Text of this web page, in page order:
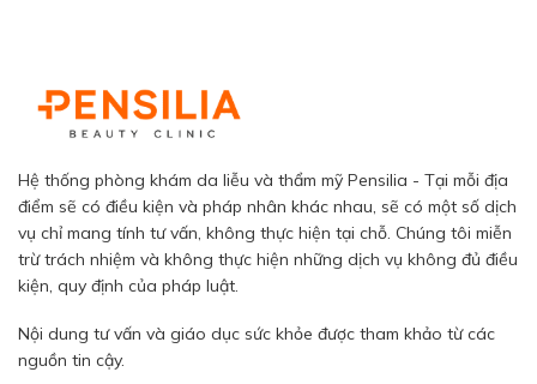
Hệ thống phòng khám da liễu và thẩm mỹ Pensilia - Tại mỗi địa
điểm sẽ có điều kiện và pháp nhân khác nhau, sẽ có một số dịch
vụ chỉ mang tính tư vấn, không thực hiện tại chỗ. Chúng tôi miễn
trừ trách nhiệm và không thực hiện những dịch vụ không đủ điều
kiện, quy định của pháp luật.
Nội dung tư vấn và giáo dục sức khỏe được tham khảo từ các
nguồn tin cậy.